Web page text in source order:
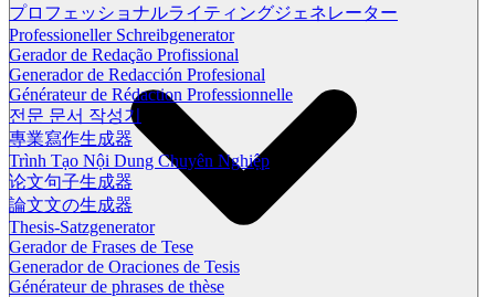
プロフェッショナルライティングジェネレーター
Professioneller Schreibgenerator
Gerador de Redação Profissional
Generador de Redacción Profesional
Générateur de Rédaction Professionnelle
전문 문서 작성기
專業寫作生成器
Trình Tạo Nội Dung Chuyên Nghiệp
论文句子生成器
論文文の生成器
Thesis-Satzgenerator
Gerador de Frases de Tese
Generador de Oraciones de Tesis
Générateur de phrases de thèse